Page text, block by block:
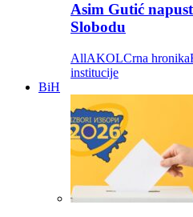
Asim Gutić
Slobodu
AllAKOLCrna hronika
institucije
BiH